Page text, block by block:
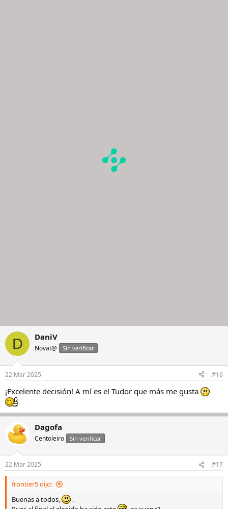
D DaniV
Novat@ Sin verificar
22 Mar 2025 #16
¡Excelente decisión! A mí es el Tudor que más me gusta
Dagofa
Centoleiro Sin verificar
22 Mar 2025 #17
frontier5 dijo:
Buenas a todos,
.